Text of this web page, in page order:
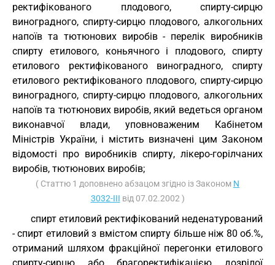
ректифікованого плодового, спирту-сирцю
виноградного, спирту-сирцю плодового, алкогольних
напоїв та тютюнових виробів - перелік виробників
спирту етилового, коньячного і плодового, спирту
етилового ректифікованого виноградного, спирту
етилового ректифікованого плодового, спирту-сирцю
виноградного, спирту-сирцю плодового, алкогольних
напоїв та тютюнових виробів, який ведеться органом
виконавчої влади, уповноваженим Кабінетом
Міністрів України, і містить визначені цим Законом
відомості про виробників спирту, лікеро-горілчаних
виробів, тютюнових виробів;
( Статтю 1 доповнено абзацом згідно із Законом N
3032-III від 07.02.2002 )
спирт етиловий ректифікований неденатурований
- спирт етиловий з вмістом спирту більше ніж 80 об.%,
отриманий шляхом фракційної перегонки етилового